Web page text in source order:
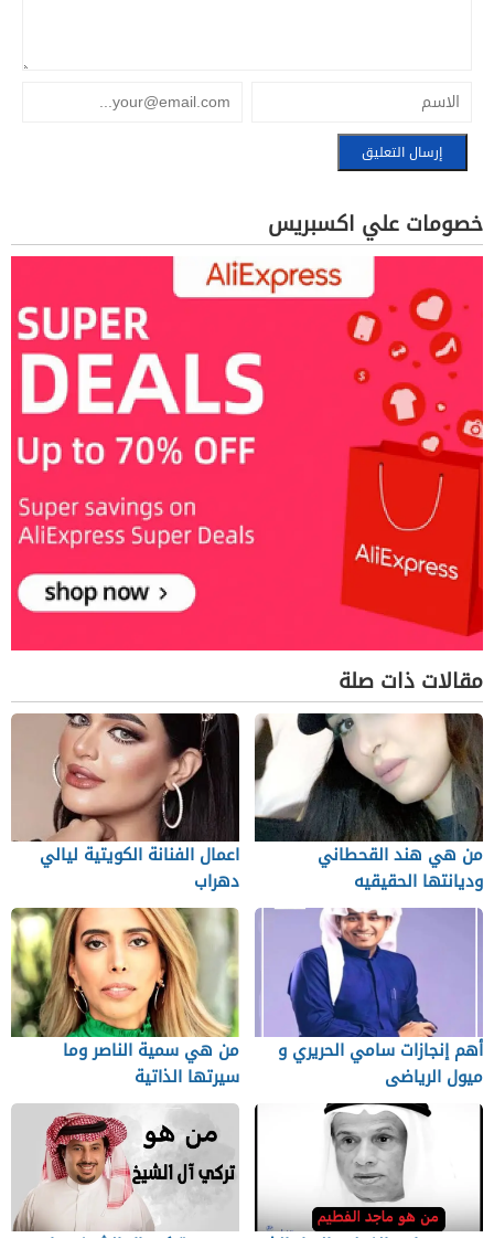
خصومات علي اكسبريس
مقالات ذات صلة
من هي هند القحطاني
وديانتها الحقيقيه
اعمال الفنانة الكويتية ليالي
دهراب
أهم إنجازات سامي الحريري و
ميول الرياضى
من هي سمية الناصر وما
سيرتها الذاتية